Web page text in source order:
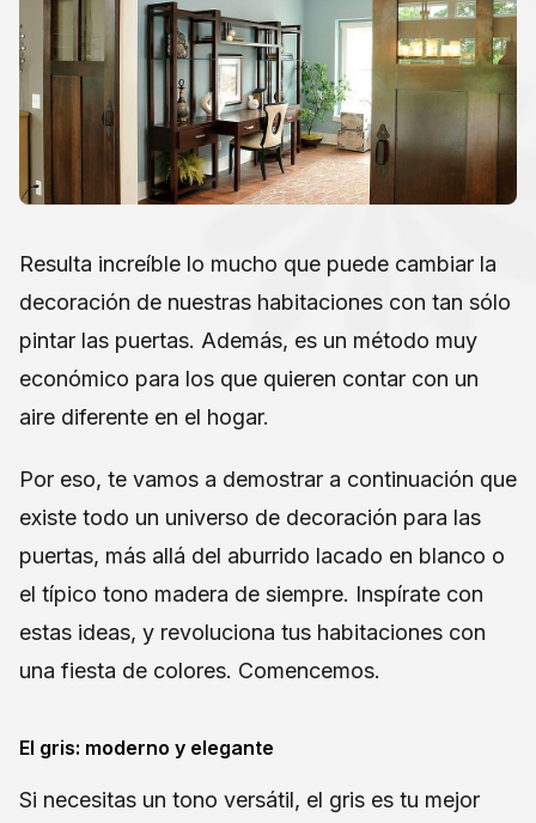
Resulta increíble lo mucho que puede cambiar la
decoración de nuestras habitaciones con tan sólo
pintar las puertas. Además, es un método muy
económico para los que quieren contar con un
aire diferente en el hogar.
Por eso, te vamos a demostrar a continuación que
existe todo un universo de decoración para las
puertas, más allá del aburrido lacado en blanco o
el típico tono madera de siempre. Inspírate con
estas ideas, y revoluciona tus habitaciones con
una fiesta de colores. Comencemos.
El gris: moderno y elegante
Si necesitas un tono versátil, el gris es tu mejor